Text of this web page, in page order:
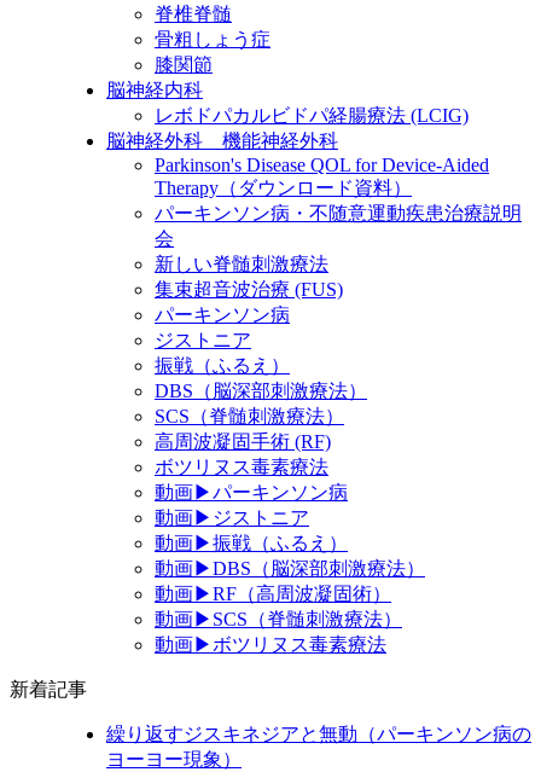
脊椎脊髄
骨粗しょう症
膝関節
脳神経内科
レボドパカルビドパ経腸療法 (LCIG)
脳神経外科 機能神経外科
Parkinson's Disease QOL for Device-Aided
Therapy（ダウンロード資料）
パーキンソン病・不随意運動疾患治療説明
会
新しい脊髄刺激療法
集束超音波治療 (FUS)
パーキンソン病
ジストニア
振戦（ふるえ）
DBS（脳深部刺激療法）
SCS（脊髄刺激療法）
高周波凝固手術 (RF)
ボツリヌス毒素療法
動画▶パーキンソン病
動画▶ジストニア
動画▶振戦（ふるえ）
動画▶DBS（脳深部刺激療法）
動画▶RF（高周波凝固術）
動画▶SCS（脊髄刺激療法）
動画▶ボツリヌス毒素療法
新着記事
繰り返すジスキネジアと無動（パーキンソン病の
ヨーヨー現象）